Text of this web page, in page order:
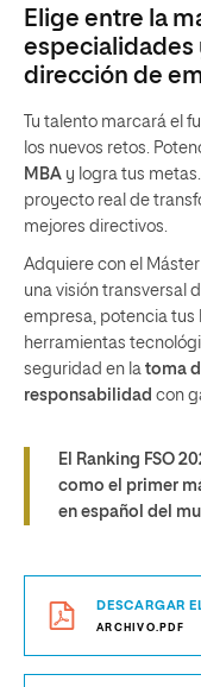
Elige entre la
especialidades
dirección de
Tu talento marcará el
los nuevos retos.
MBA y logra tus
proyecto real de
mejores directivos.
Adquiere con el
una visión transversal
empresa, potencia tus
herramientas
seguridad en la toma
responsabilidad con
El Ranking FSO
como el primer
en español del
DESCARGAR
ARCHIVO.PDF